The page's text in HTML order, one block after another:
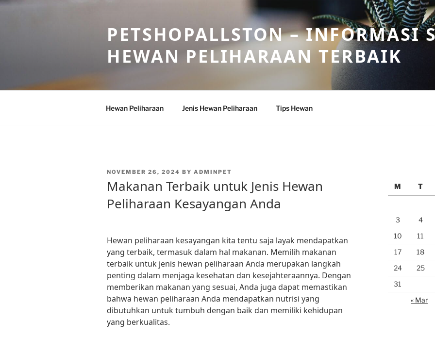
Skip
PETSHOPALLSTON – INFORMASI
HEWAN PELIHARAAN TERBAIK
Hewan Peliharaan Jenis Hewan Peliharaan Tips Hewan
POSTED
NOVEMBER 26, 2024 BY ADMINPET
Makanan Terbaik untuk Jenis Hewan
Peliharaan Kesayangan Anda
Hewan peliharaan kesayangan kita tentu saja layak mendapatkan
yang terbaik, termasuk dalam hal makanan. Memilih makanan
terbaik untuk jenis hewan peliharaan Anda merupakan langkah
penting dalam menjaga kesehatan dan kesejahteraannya. Dengan
memberikan makanan yang sesuai, Anda juga dapat memastikan
bahwa hewan peliharaan Anda mendapatkan nutrisi yang
dibutuhkan untuk tumbuh dengan baik dan memiliki kehidupan
yang berkualitas.
M
T
3
4
10
11
17
18
24
25
31
« Mar